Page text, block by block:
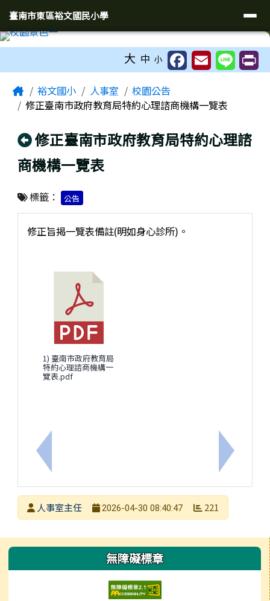
臺南市東區裕文國民小學
導覽列
臺南市東區裕文國民小學
大 中 小
Home裕文國小 人事室
校園公告
修正臺南市政府教育局特約心理諮商機構一覽表
回上頁
修正臺南市政府教育局特約心理諮
商機構一覽表
標籤： 公告
上一筆：為落實管理公務員兼職行為，使其符合公
修正旨揭一覽表備註(明如身心診所)。
1) 臺南市政府教育局
特約心理諮商機構一
覽表.pdf
下一筆：
發布者人事室主任
2026-04-30 08:40:47 221
左邊區域內容 無障礙標章